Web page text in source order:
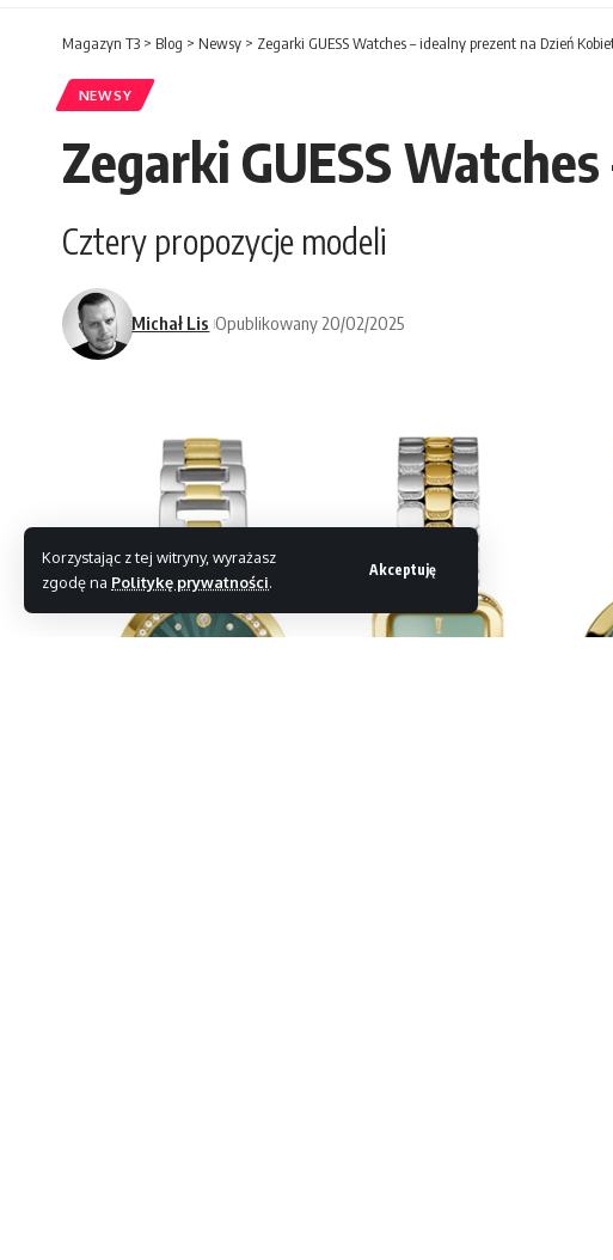
Korzystając z tej witryny, wyrażasz
zgodę na Politykę prywatności.
Akceptuję
Magazyn T3 > Blog > Newsy > Zegarki GUESS Watches – idealny prezent na Dzień
NEWSY
Zegarki GUESS
Cztery propozycje modeli
Michał Lis Opublikowany 20/02/2025